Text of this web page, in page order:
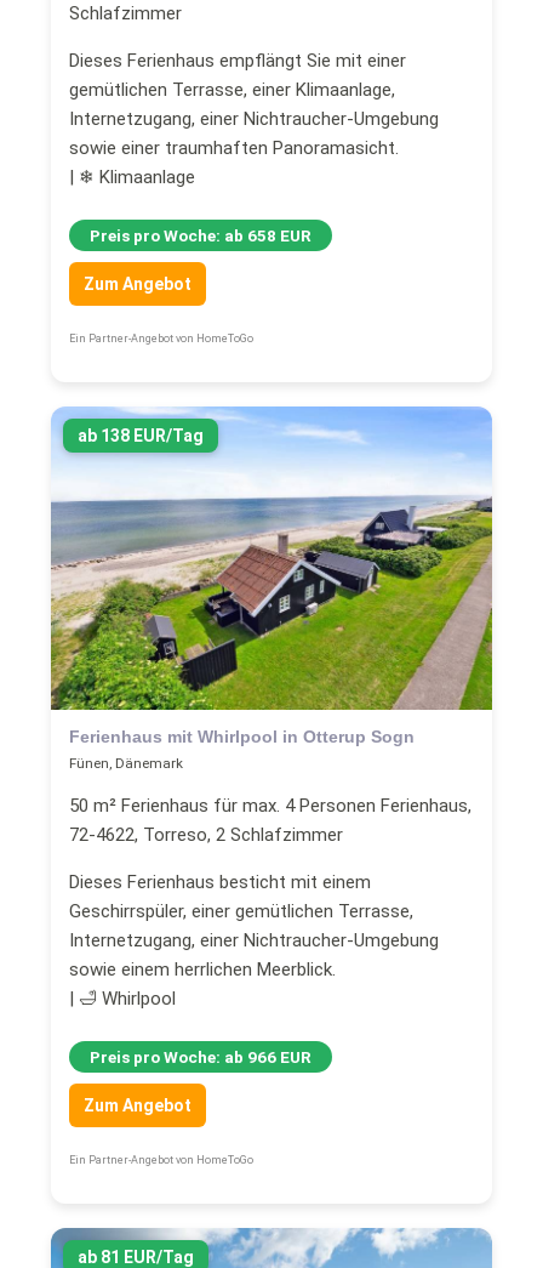
Schlafzimmer
Dieses Ferienhaus empflängt Sie mit einer
gemütlichen Terrasse, einer Klimaanlage,
Internetzugang, einer Nichtraucher-Umgebung
sowie einer traumhaften Panoramasicht.
| ❄ Klimaanlage
Preis pro Woche: ab 658 EUR
Zum Angebot
Ein Partner-Angebot von HomeToGo
ab 138 EUR/Tag
Ferienhaus mit Whirlpool in Otterup Sogn
Fünen, Dänemark
50 m² Ferienhaus für max. 4 Personen Ferienhaus,
72-4622, Torreso, 2 Schlafzimmer
Dieses Ferienhaus besticht mit einem
Geschirrspüler, einer gemütlichen Terrasse,
Internetzugang, einer Nichtraucher-Umgebung
sowie einem herrlichen Meerblick.
| 🛁 Whirlpool
Preis pro Woche: ab 966 EUR
Zum Angebot
Ein Partner-Angebot von HomeToGo
ab 81 EUR/Tag